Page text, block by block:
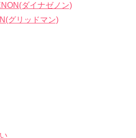
ダイナゼノン)
グリッドマン)